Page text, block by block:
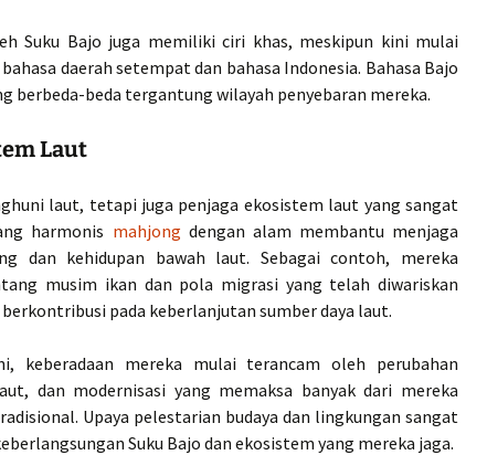
Suku Bajo juga memiliki ciri khas, meskipun kini mulai
daerah setempat dan bahasa Indonesia. Bahasa Bajo
berbeda-beda tergantung wilayah penyebaran mereka.
Laut
laut, tetapi juga penjaga ekosistem laut yang sangat
harmonis mahjong dengan alam membantu menjaga
dan kehidupan bawah laut. Sebagai contoh, mereka
musim ikan dan pola migrasi yang telah diwariskan
pada keberlanjutan sumber daya laut.
keberadaan mereka mulai terancam oleh perubahan
dan modernisasi yang memaksa banyak dari mereka
Upaya pelestarian budaya dan lingkungan sangat
Suku Bajo dan ekosistem yang mereka jaga.